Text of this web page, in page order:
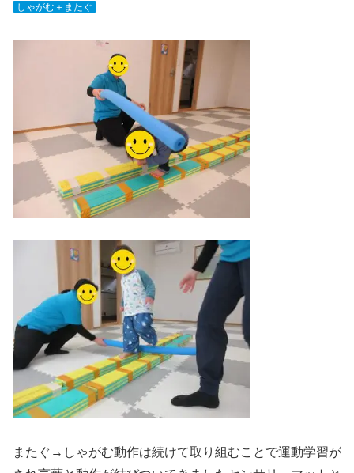
しゃがむ＋またぐ
またぐ→しゃがむ動作は続けて取り組むことで運動学習が